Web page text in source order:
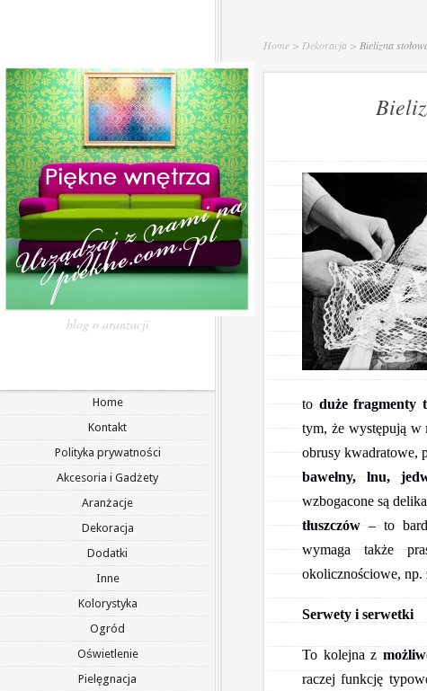
blog o aranżacji
Home
Kontakt
Polityka prywatności
Akcesoria i Gadżety
Aranżacje
Dekoracja
Dodatki
Inne
Kolorystyka
Ogród
Oświetlenie
Pielęgnacja
Home > Dekoracja > Bielizna
to duże fragmenty
tym, że występują w
obrusy kwadratowe,
bawełny, lnu,
wzbogacone są
tłuszczów – to
wymaga także
okolicznościowe,
Serwety i serwetki
To kolejna z
raczej funkcję